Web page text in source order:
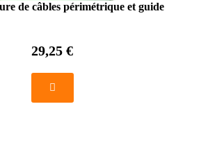
de câbles périmétrique et guide
29,25 €